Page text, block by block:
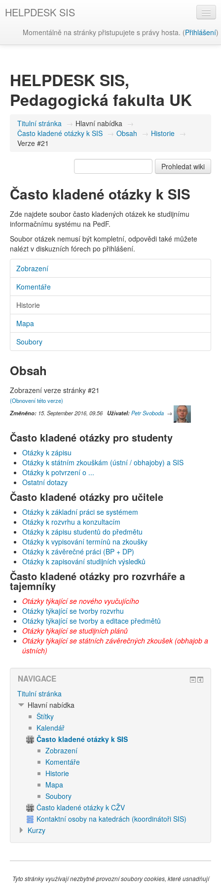
HELPDESK SIS
Momentálně na stránky přistupujete s právy hosta. (Přihlášení)
HELPDESK SIS,
Pedagogická fakulta UK
Titulní stránka → Hlavní nabídka →
Často kladené otázky k SIS → Obsah → Historie →
Verze #21
Často kladené otázky k SIS
Zde najdete soubor často kladených otázek ke studijnímu
informačnímu systému na PedF.
Soubor otázek nemusí být kompletní, odpovědi také můžete
nalézt v diskuzních fórech po přihlášení.
Zobrazení
Komentáře
Historie
Mapa
Soubory
Obsah
Zobrazení verze stránky #21
(Obnovení této verze)
Změněno: 15. September 2016, 09.56 Uživatel:Petr Svoboda →
Často kladené otázky pro studenty
Otázky k zápisu
Otázky k státním zkouškám (ústní / obhajoby) a SIS
Otázky k potvrzení o ...
Ostatní dotazy
Často kladené otázky pro učitele
Otázky k základní práci se systémem
Otázky k rozvrhu a konzultacím
Otázky k zápisu studentů do předmětu
Otázky k vypisování termínů na zkoušky
Otázky k závěrečné práci (BP + DP)
Otázky k zapisování studijních výsledků
Často kladené otázky pro rozvrháře a
tajemníky
Otázky týkající se nového vyučujícího
Otázky týkající se tvorby rozvrhu
Otázky týkající se tvorby a editace předmětů
Otázky týkající se studijních plánů
Otázky týkající se státních závěrečných zkoušek (obhajob a
ústních)
NAVIGACE
Titulní stránka
Hlavní nabídka
Štítky
Kalendář
Často kladené otázky k SIS
Zobrazení
Komentáře
Historie
Mapa
Soubory
Často kladené otázky k CŽV
Kontaktní osoby na katedrách (koordinátoři SIS)
Kurzy
Tyto stránky využívají nezbytné provozní soubory cookies, které usnadňují